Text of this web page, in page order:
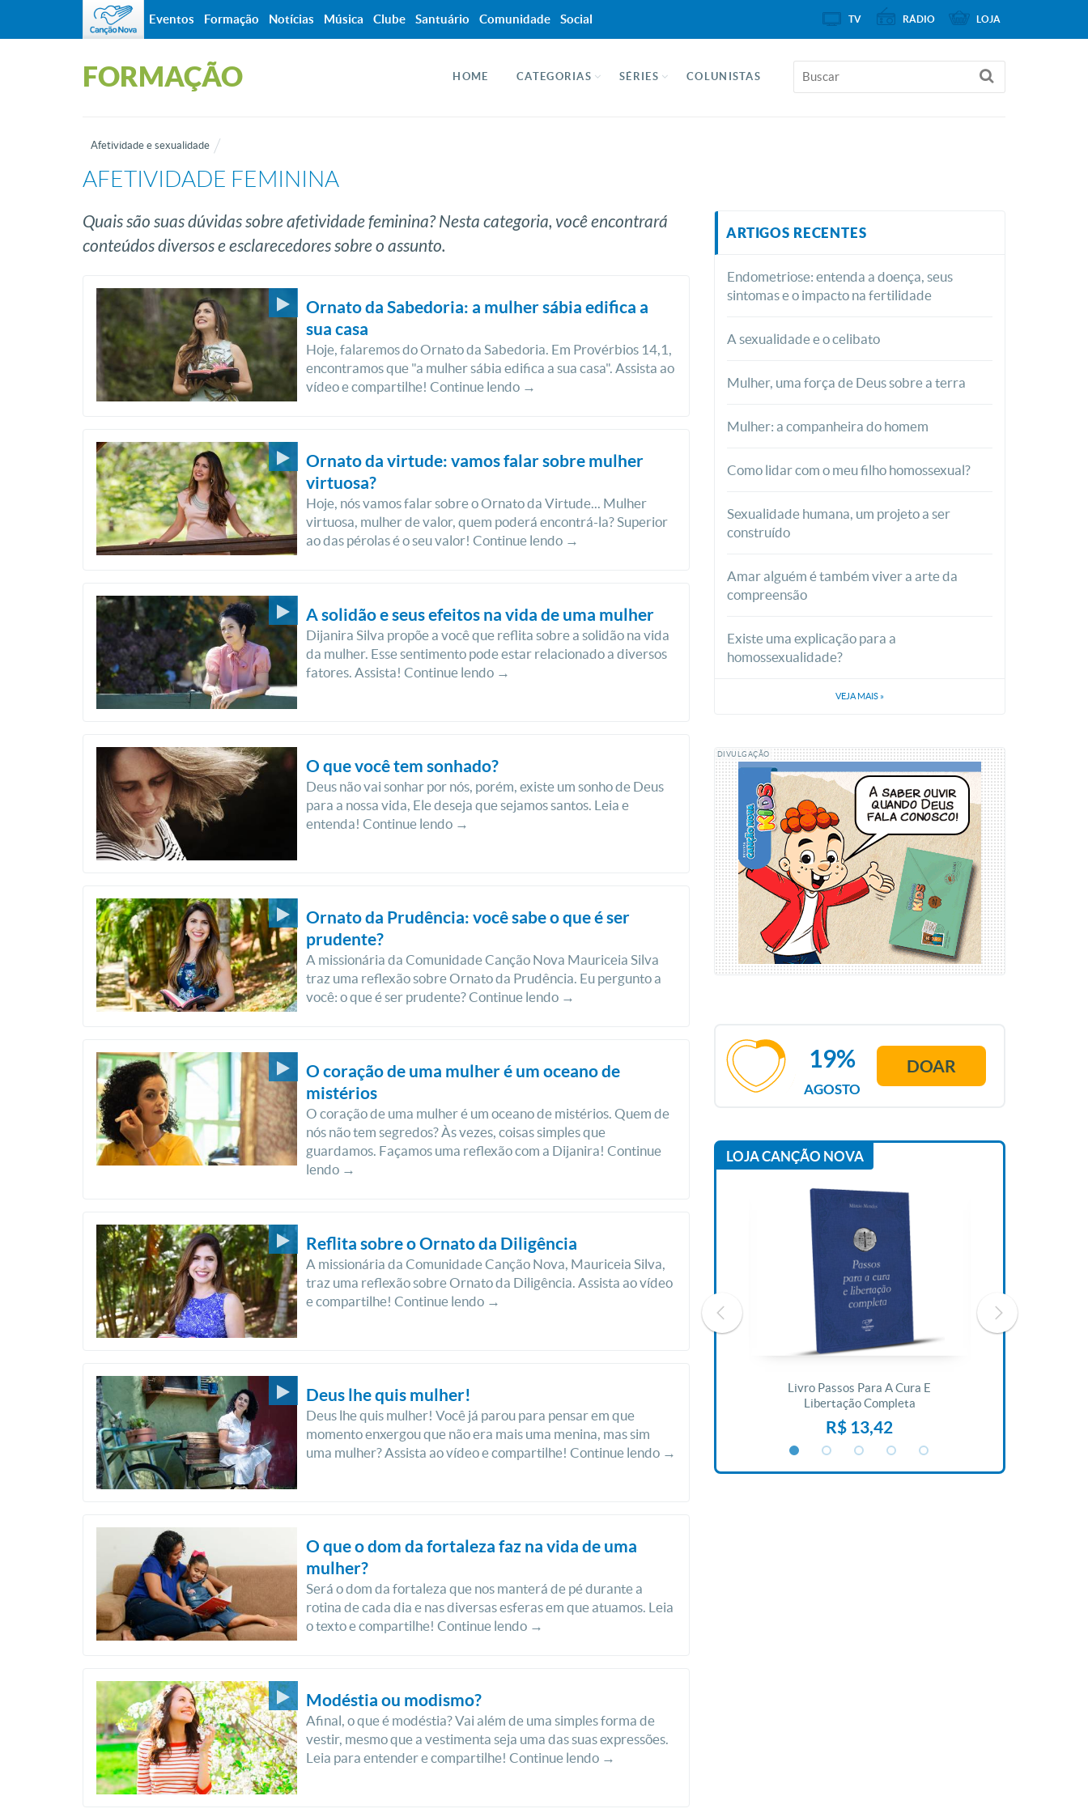
FORMAÇÃO HOME CATEGORIAS SÉRIES COLUNISTAS
Afetividade e sexualidade
AFETIVIDADE FEMININA
Quais são suas dúvidas sobre afetividade feminina? Nesta categoria, você encontrará
conteúdos diversos e esclarecedores sobre o assunto.
Ornato da Sabedoria: a mulher sábia edifica a
sua casa
Hoje, falaremos do Ornato da Sabedoria. Em Provérbios 14,1,
encontramos que "a mulher sábia edifica a sua casa". Assista ao
vídeo e compartilhe! Continue lendo →
Ornato da virtude: vamos falar sobre mulher
virtuosa?
Hoje, nós vamos falar sobre o Ornato da Virtude... Mulher
virtuosa, mulher de valor, quem poderá encontrá-la? Superior
ao das pérolas é o seu valor! Continue lendo →
A solidão e seus efeitos na vida de uma mulher
Dijanira Silva propõe a você que reflita sobre a solidão na vida
da mulher. Esse sentimento pode estar relacionado a diversos
fatores. Assista! Continue lendo →
O que você tem sonhado?
Deus não vai sonhar por nós, porém, existe um sonho de Deus
para a nossa vida, Ele deseja que sejamos santos. Leia e
entenda! Continue lendo →
Ornato da Prudência: você sabe o que é ser
prudente?
A missionária da Comunidade Canção Nova Mauriceia Silva
traz uma reflexão sobre Ornato da Prudência. Eu pergunto a
você: o que é ser prudente? Continue lendo →
O coração de uma mulher é um oceano de
mistérios
O coração de uma mulher é um oceano de mistérios. Quem de
nós não tem segredos? Às vezes, coisas simples que
guardamos. Façamos uma reflexão com a Dijanira! Continue
lendo →
Reflita sobre o Ornato da Diligência
A missionária da Comunidade Canção Nova, Mauriceia Silva,
traz uma reflexão sobre Ornato da Diligência. Assista ao vídeo
e compartilhe! Continue lendo →
Deus lhe quis mulher!
Deus lhe quis mulher! Você já parou para pensar em que
momento enxergou que não era mais uma menina, mas sim
uma mulher? Assista ao vídeo e compartilhe! Continue lendo →
O que o dom da fortaleza faz na vida de uma
mulher?
Será o dom da fortaleza que nos manterá de pé durante a
rotina de cada dia e nas diversas esferas em que atuamos. Leia
o texto e compartilhe! Continue lendo →
Modéstia ou modismo?
Afinal, o que é modéstia? Vai além de uma simples forma de
vestir, mesmo que a vestimenta seja uma das suas expressões.
Leia para entender e compartilhe! Continue lendo →
ARTIGOS RECENTES
Endometriose: entenda a doença, seus
sintomas e o impacto na fertilidade
A sexualidade e o celibato
Mulher, uma força de Deus sobre a terra
Mulher: a companheira do homem
Como lidar com o meu filho homossexual?
Sexualidade humana, um projeto a ser
construído
Amar alguém é também viver a arte da
compreensão
Existe uma explicação para a
homossexualidade?
VEJA MAIS »
DIVULGAÇÃO
AGOSTO
19% DOAR
LOJA CANÇÃO NOVA
R$ 42,41
Livro Passos Para A Cura E
Libertação Completa
R$ 13,42
Eventos Formação Notícias Música Clube Santuário Comunidade Social TV RÁDIO LOJA